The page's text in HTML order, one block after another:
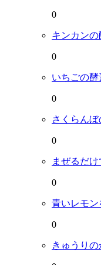
0
キンカン
0
いちごの酵
0
さくらん
0
まぜるだ
0
青いレモ
0
きゅうり